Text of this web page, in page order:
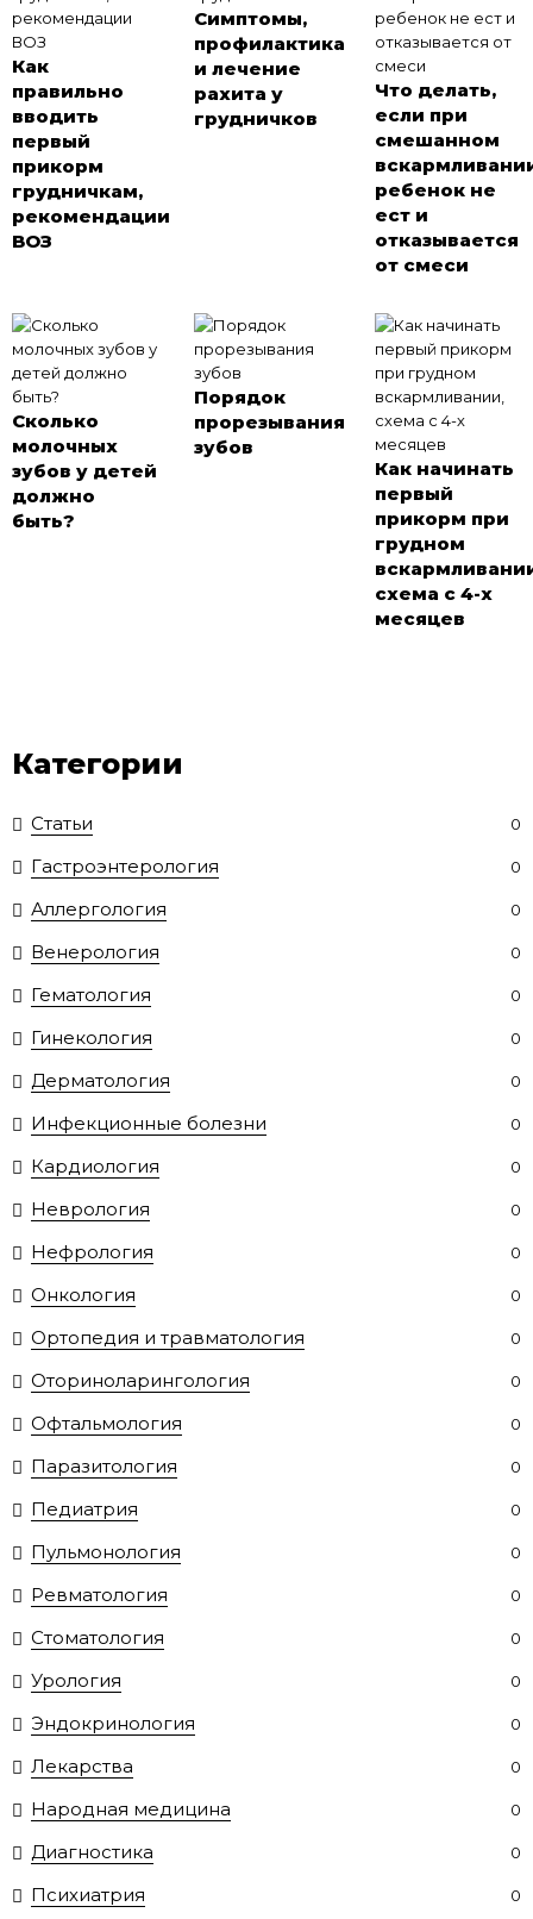
Как
правильно
вводить
первый
прикорм
грудничкам,
рекомендации
ВОЗ
Симптомы,
профилактика
и лечение
рахита у
грудничков
Что делать,
если при
смешанном
ребенок не
ест и
отказывается
от смеси
Cколько
молочных
зубов у детей
должно
быть?
Порядок
прорезывания
зубов
Как начинать
первый
прикорм при
грудном
схема с 4-х
месяцев
Категории
Статьи 0
Гастроэнтерология 0
Аллергология 0
Венерология 0
Гематология 0
Гинекология 0
Дерматология 0
Инфекционные болезни 0
Кардиология 0
Неврология 0
Нефрология 0
Онкология 0
Ортопедия и травматология 0
Оториноларингология 0
Офтальмология 0
Паразитология 0
Педиатрия 0
Пульмонология 0
Ревматология 0
Стоматология 0
Урология 0
Эндокринология 0
Лекарства 0
Народная медицина 0
Диагностика 0
Психиатрия 0